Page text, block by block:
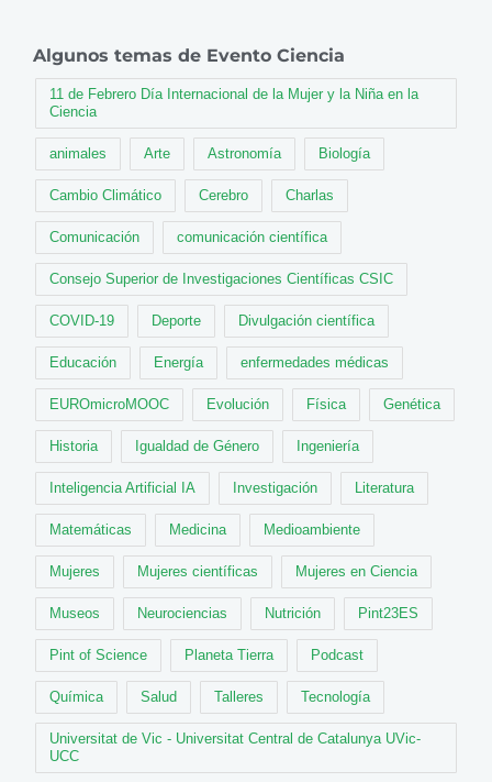
Algunos temas de Evento Ciencia
11 de Febrero Día Internacional de la Mujer y la Niña en la
Ciencia
animales Arte Astronomía Biología
Cambio Climático Cerebro Charlas
Comunicación comunicación científica
Consejo Superior de Investigaciones Científicas CSIC
COVID-19 Deporte Divulgación científica
Educación Energía enfermedades médicas
EUROmicroMOOC Evolución Física Genética
Historia Igualdad de Género Ingeniería
Inteligencia Artificial IA Investigación Literatura
Matemáticas Medicina Medioambiente
Mujeres Mujeres científicas Mujeres en Ciencia
Museos Neurociencias Nutrición Pint23ES
Pint of Science Planeta Tierra Podcast
Química Salud Talleres Tecnología
Universitat de Vic - Universitat Central de Catalunya UVic-
UCC